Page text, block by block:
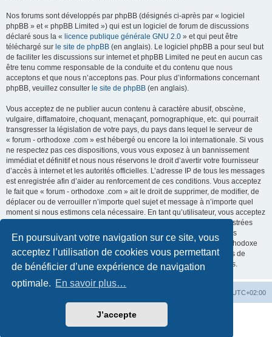
En poursuivant votre navigation sur ce site, vous
acceptez l’utilisation de cookies vous permettant
de bénéficier d’une expérience de navigation
optimale. En savoir plus…
J’accepte
Nos forums sont développés par phpBB (désignés ci-après par « logiciel
phpBB » et « phpBB Limited ») qui est un logiciel de forum de discussions
déclaré sous la « licence publique générale GNU 2.0 » et qui peut être
téléchargé sur le site de phpBB (en anglais). Le logiciel phpBB a pour seul but
de faciliter les discussions sur internet et phpBB Limited ne peut en aucun cas
être tenu comme responsable de la conduite et du contenu que nous
acceptons et que nous n’acceptons pas. Pour plus d’informations concernant
phpBB, veuillez consulter le site de phpBB (en anglais).
Vous acceptez de ne publier aucun contenu à caractère abusif, obscène,
vulgaire, diffamatoire, choquant, menaçant, pornographique, etc. qui pourrait
transgresser la législation de votre pays, du pays dans lequel le serveur de
« forum - orthodoxe .com » est hébergé ou encore la loi internationale. Si vous
ne respectez pas ces dispositions, vous vous exposez à un bannissement
immédiat et définitif et nous nous réservons le droit d’avertir votre fournisseur
d’accès à internet et les autorités officielles. L’adresse IP de tous les messages
est enregistrée afin d’aider au renforcement de ces conditions. Vous acceptez
le fait que « forum - orthodoxe .com » ait le droit de supprimer, de modifier, de
déplacer ou de verrouiller n’importe quel sujet et message à n’importe quel
moment si nous estimons cela nécessaire. En tant qu’utilisateur, vous acceptez
que toutes les informations que vous avez renseignées soient enregistrées
dans notre base de données. Bien que ces informations ne seront pas
diffusées à une tierce partie sans votre consentement, ni « forum - orthodoxe
.com », ni phpBB, ne pourront être tenus comme responsables en cas de
tentative de piratage informatique visant à compromettre vos données.
UTC+02:00
phpBB® Forum Software © phpBB Limited
©